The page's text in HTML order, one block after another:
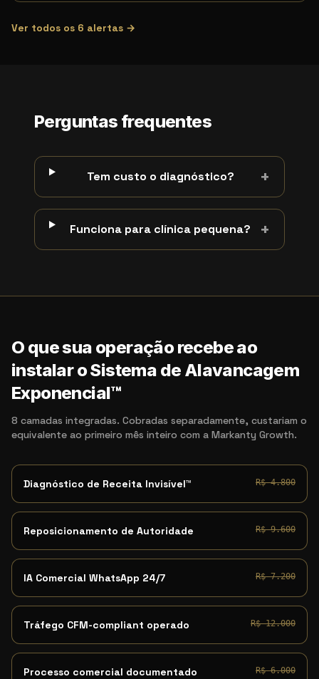
Ver todos os 6 alertas →
Perguntas frequentes
Tem custo o diagnóstico? +
Funciona para clínica pequena? +
O que sua operação recebe ao
instalar o Sistema de Alavancagem
Exponencial™
8 camadas integradas. Cobradas separadamente, custariam o
equivalente ao primeiro mês inteiro com a Markanty Growth.
Diagnóstico de Receita Invisível™ R$ 4.800
Reposicionamento de Autoridade R$ 9.600
IA Comercial WhatsApp 24/7 R$ 7.200
Tráfego CFM-compliant operado R$ 12.000
Processo comercial documentado R$ 6.000